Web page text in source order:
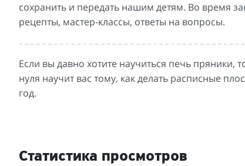
сохранить и передать нашим детям. Во время
рецепты, мастер-классы, ответы на вопросы.
Если вы давно хотите научиться печь пряники,
нуля научит вас тому, как делать расписные
год.
Статистика просмотров